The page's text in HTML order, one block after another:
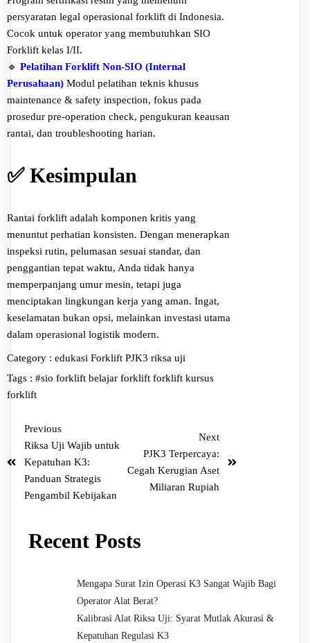
persyaratan legal operasional forklift di Indonesia.
Cocok untuk operator yang membutuhkan SIO
Forklift kelas I/II.
🔹 Pelatihan Forklift Non-SIO (Internal
Perusahaan) Modul pelatihan teknis khusus
maintenance & safety inspection, fokus pada
prosedur pre-operation check, pengukuran keausan
rantai, dan troubleshooting harian.
✅ Kesimpulan
Rantai forklift adalah komponen kritis yang
menuntut perhatian konsisten. Dengan menerapkan
inspeksi rutin, pelumasan sesuai standar, dan
penggantian tepat waktu, Anda tidak hanya
memperpanjang umur mesin, tetapi juga
menciptakan lingkungan kerja yang aman. Ingat,
keselamatan bukan opsi, melainkan investasi utama
dalam operasional logistik modern.
Category : edukasi Forklift PJK3 riksa uji
Tags : #sio forklift belajar forklift forklift kursus
forklift
Previous
Riksa Uji Wajib untuk
Kepatuhan K3:
Panduan Strategis
Pengambil Kebijakan
Next
PJK3 Terpercaya:
Cegah Kerugian Aset
Miliaran Rupiah
Recent Posts
Mengapa Surat Izin Operasi K3 Sangat Wajib Bagi
Operator Alat Berat?
Kalibrasi Alat Riksa Uji: Syarat Mutlak Akurasi &
Kepatuhan Regulasi K3